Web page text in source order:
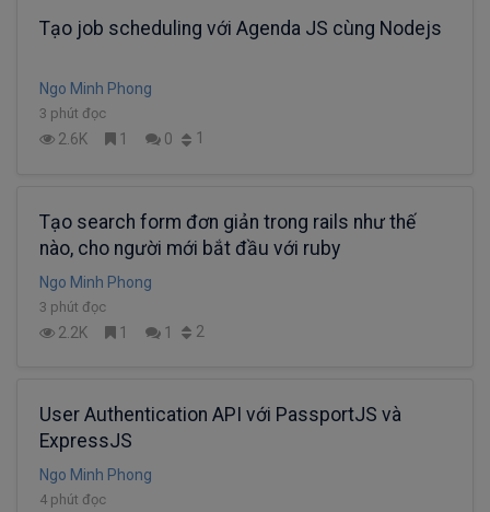
Tạo job scheduling với Agenda JS cùng Nodejs
Ngo Minh Phong
3 phút đọc
2.6K 1 0 1
Tạo search form đơn giản trong rails như thế
nào, cho người mới bắt đầu với ruby
Ngo Minh Phong
3 phút đọc
2.2K 1 1 2
User Authentication API với PassportJS và
ExpressJS
Ngo Minh Phong
4 phút đọc